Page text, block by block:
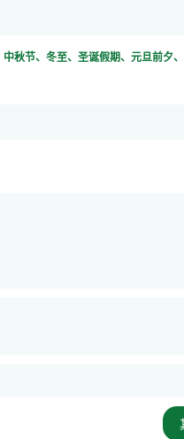
秋节、冬至、圣诞假期、元旦前